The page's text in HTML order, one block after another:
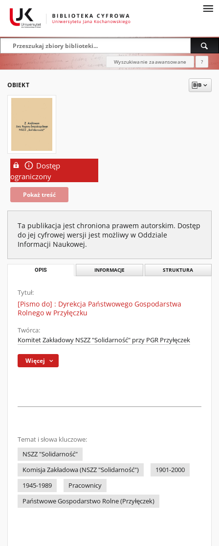
Wyszukiwanie zaawansowane ?
OBIEKT
Dostęp
ograniczony
Pokaż treść
Ta publikacja jest chroniona prawem autorskim. Dostęp
do jej cyfrowej wersji jest możliwy w Oddziale
Informacji Naukowej.
OPIS INFORMACJE STRUKTURA
Tytuł:
[Pismo do] : Dyrekcja Państwowego Gospodarstwa
Rolnego w Przyłęczku
Twórca:
Komitet Zakładowy NSZZ "Solidarność" przy PGR Przyłęczek
Więcej
Temat i słowa kluczowe:
NSZZ "Solidarność"
Komisja Zakładowa (NSZZ "Solidarność")
1901-2000
1945-1989
Pracownicy
Państwowe Gospodarstwo Rolne (Przyłęczek)